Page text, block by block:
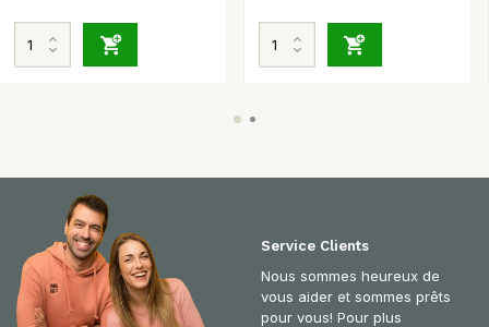
Service Clients
Nous sommes heureux de
vous aider et sommes prêts
pour vous! Pour plus